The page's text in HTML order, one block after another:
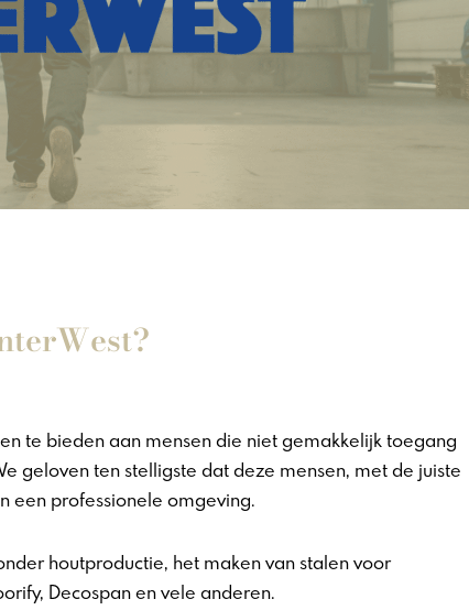
te bieden aan mensen die niet gemakkelijk toegang
geloven ten stelligste dat deze mensen, met de juiste
een professionele omgeving.
houtproductie, het maken van stalen voor
Decospan en vele anderen.